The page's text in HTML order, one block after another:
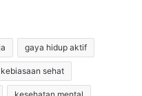
gaya hidup aktif
kebiasaan sehat